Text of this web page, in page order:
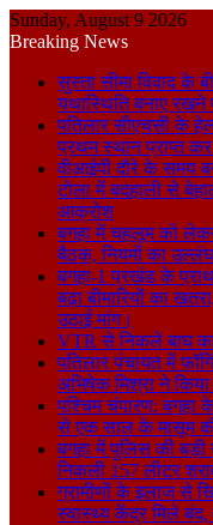
Sunday, August 9 2026
Breaking News
सुस्ता सीमा विवाद
यथास्थिति बनाए
पतिलार सीएचसी के
प्रथम स्थान प्राप्त कर
वीआईपी दौरे के समय
टोला में बदहाली से
आक्रोश
बगहा में चहलूम को
बैठक, नियमों का
बगहा-1 प्रखंड के
बढ़ा बीमारियों का
उठाई मांग।
VTR से निकले बाघ
पतिलार पंचायत में
अभिषेक मिश्रा ने
पश्चिम चंपारण: बगहा
से एक साल के मासूम
बगहा में पुलिस की बड़ी
निकली 157 लीटर
ग्रामीणों के इलाज से
स्वास्थ्य केंद्र मिले बंद,